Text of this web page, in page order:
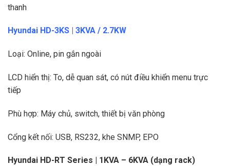
thanh
Hyundai HD-3KS | 3KVA / 2.7KW
Loại: Online, pin gắn ngoài
LCD hiển thị: To, dễ quan sát, có nút điều khiển menu trực
tiếp
Phù hợp: Máy chủ, switch, thiết bị văn phòng
Cổng kết nối: USB, RS232, khe SNMP, EPO
Hyundai HD-RT Series | 1KVA – 6KVA (dạng rack)